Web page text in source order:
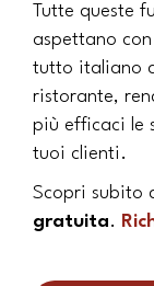
Tutte queste
aspettano con
tutto italiano
ristorante,
più efficaci le
tuoi clienti.
Scopri subito
gratuita.